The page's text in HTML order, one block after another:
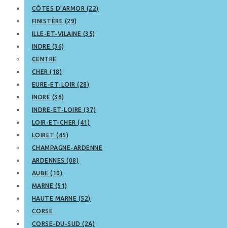
CÔTES D’ARMOR (22)
FINISTÈRE (29)
ILLE-ET-VILAINE (35)
INDRE (36)
CENTRE
CHER (18)
EURE-ET-LOIR (28)
INDRE (36)
INDRE-ET-LOIRE (37)
LOIR-ET-CHER (41)
LOIRET (45)
CHAMPAGNE-ARDENNE
ARDENNES (08)
AUBE (10)
MARNE (51)
HAUTE MARNE (52)
CORSE
CORSE-DU-SUD (2A)